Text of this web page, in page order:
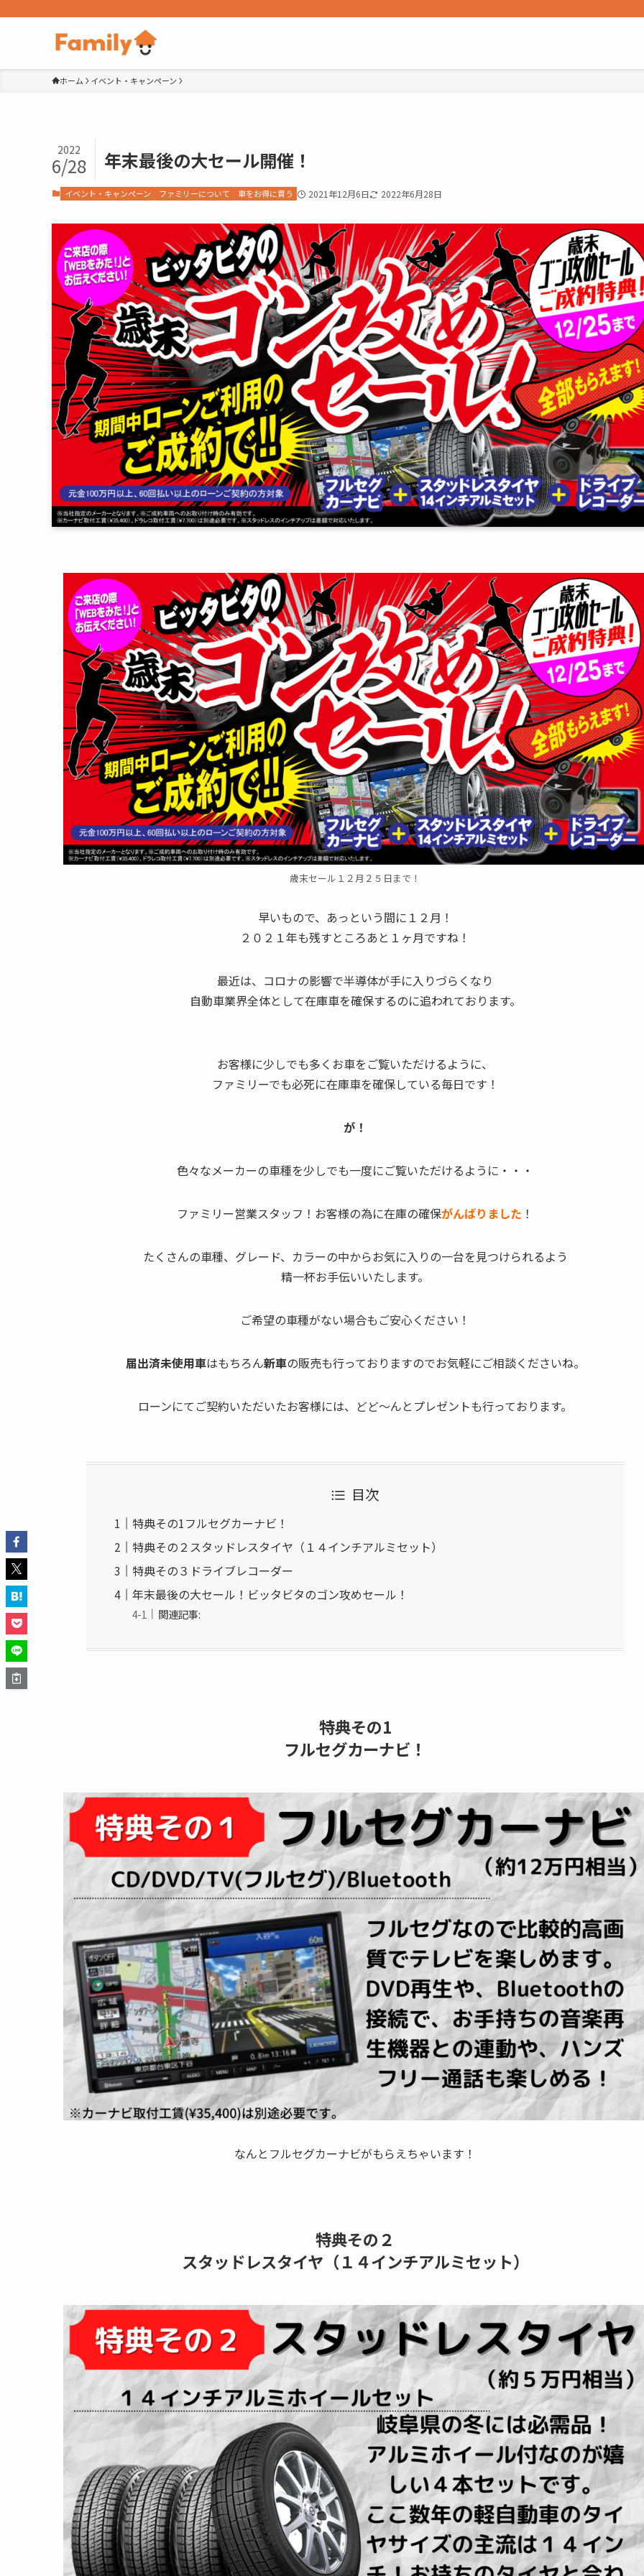
ホーム イベント・キャンペーン
年末最後の大セール開催！
2022
6/28
イベント・キャンペーン ファミリーについて 車をお得に買う 2021年12月6日 2022年6月28日
歳末セール１２月２５日まで！
早いもので、あっという間に１２月！
２０２１年も残すところあと１ヶ月ですね！
最近は、コロナの影響で半導体が手に入りづらくなり
自動車業界全体として在庫車を確保するのに追われております。
お客様に少しでも多くお車をご覧いただけるように、
ファミリーでも必死に在庫車を確保している毎日です！
が！
色々なメーカーの車種を少しでも一度にご覧いただけるように・・・
ファミリー営業スタッフ！お客様の為に在庫の確保がんばりました ！
たくさんの車種、グレード、カラーの中からお気に入りの一台を見つけられるよう
精一杯お手伝いいたします。
ご希望の車種がない場合もご安心ください！
届出済未使用車はもちろん新車の販売も行っておりますのでお気軽にご相談くださいね。
ローンにてご契約いただいたお客様には、どど〜んとプレゼントも行っております。
目次
特典その1フルセグカーナビ！
特典その２スタッドレスタイヤ（１４インチアルミセット）
特典その３ドライブレコーダー
年末最後の大セール！ビッタビタのゴン攻めセール！
関連記事:
特典その1
フルセグカーナビ！
なんとフルセグカーナビがもらえちゃいます！
特典その２
スタッドレスタイヤ（１４インチアルミセット）